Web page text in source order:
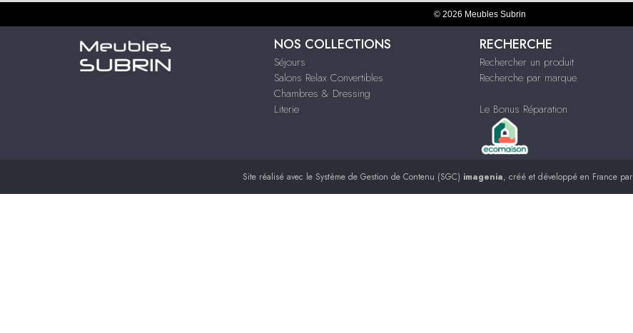
© 2026 Meubles Subrin
NOS COLLECTIONS
Séjours
Salons Relax Convertibles
Chambres & Dressing
Literie
RECHERCHE
Rechercher un produit
Recherche par marque
Le Bonus Réparation
Site réalisé avec le Système de Gestion de Contenu (SGC) imagenia, créé et développé en France par